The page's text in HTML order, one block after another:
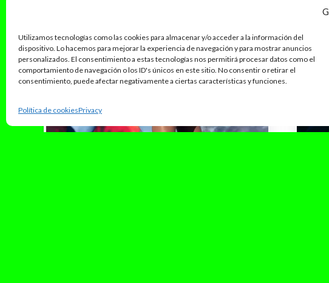
Utilizamos tecnologías como las cookies para almacenar y/o acceder a la información del
dispositivo. Lo hacemos para mejorar la experiencia de navegación y para mostrar anuncios
personalizados. El consentimiento a estas tecnologías nos permitirá procesar datos como el
comportamiento de navegación o los ID's únicos en este sitio. No consentir o retirar el
consentimiento, puede afectar negativamente a ciertas características y funciones.
Política de cookiesPrivacy